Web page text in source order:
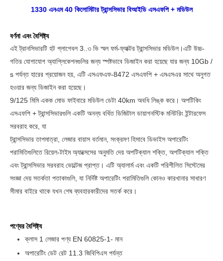
1330 এনএম 40 কিলোমিটার ট্রান্সসিভার বিআইডি এসএফপি + মডিউল
বর্ণনা এবং বৈশিষ্ট্য
এই ট্রানসিভারটি হট প্লাগেবল 3..৩ ভি স্মল ফর্ম-ফ্যাক্টর ট্রান্সসিভার মডিউল।এটি উচ্চ-
গতির যোগাযোগ অ্যাপ্লিকেশনগুলির জন্য স্পষ্টভাবে ডিজাইন করা হয়েছে যার জন্য 10Gb /
s পর্যন্ত হারের প্রয়োজন হয়, এটি এসএফএফ-8472 এসএফপি + এমএসএর সাথে অনুগত
হওয়ার জন্য ডিজাইন করা হয়েছে।
9/125 মিমি একক মোড ফাইবারে মডিউল ডেটা 40km অবধি লিঙ্ক করে। অপটিকিং
এসএফপি + ট্রান্সসিভারগুলি একটি অনন্য বর্ধিত ডিজিটাল ডায়াগনস্টিক মনিটরিং ইন্টারফেস
সরবরাহ করে, যা
ট্রান্সসিভার তাপমাত্রা, লেজার বায়াস বর্তমান, সংক্রমণ হিসাবে ডিভাইস অপারেটিং
পরামিতিগুলিতে রিয়েল-টাইম অ্যাক্সেসের অনুমতি দেয় অপটিক্যাল শক্তি, অপটিক্যাল শক্তি
এবং ট্রান্সসিভার সরবরাহ ভোল্টেজ প্রাপ্ত। এটি অ্যালার্ম এবং একটি পরিশীলিত সিস্টেমের
সংজ্ঞা দেয় সতর্কতা পতাকাগুলি, যা নির্দিষ্ট অপারেটিং পরামিতিগুলি কোনও কারখানার সাধারণ
সীমার বাইরে থাকে যখন শেষ ব্যবহারকারীদের সতর্ক করে।
পণ্যের বৈশিষ্ট্য
ক্লাস 1 লেজার পণ্য EN 60825-1- মান
অপারেটিং ডেট রেট 11.3 জিবিপিএস পর্যন্ত